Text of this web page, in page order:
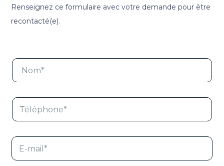
Renseignez ce formulaire avec votre demande pour être
recontacté(e).
N
m
T
l
p
h
n
E
m